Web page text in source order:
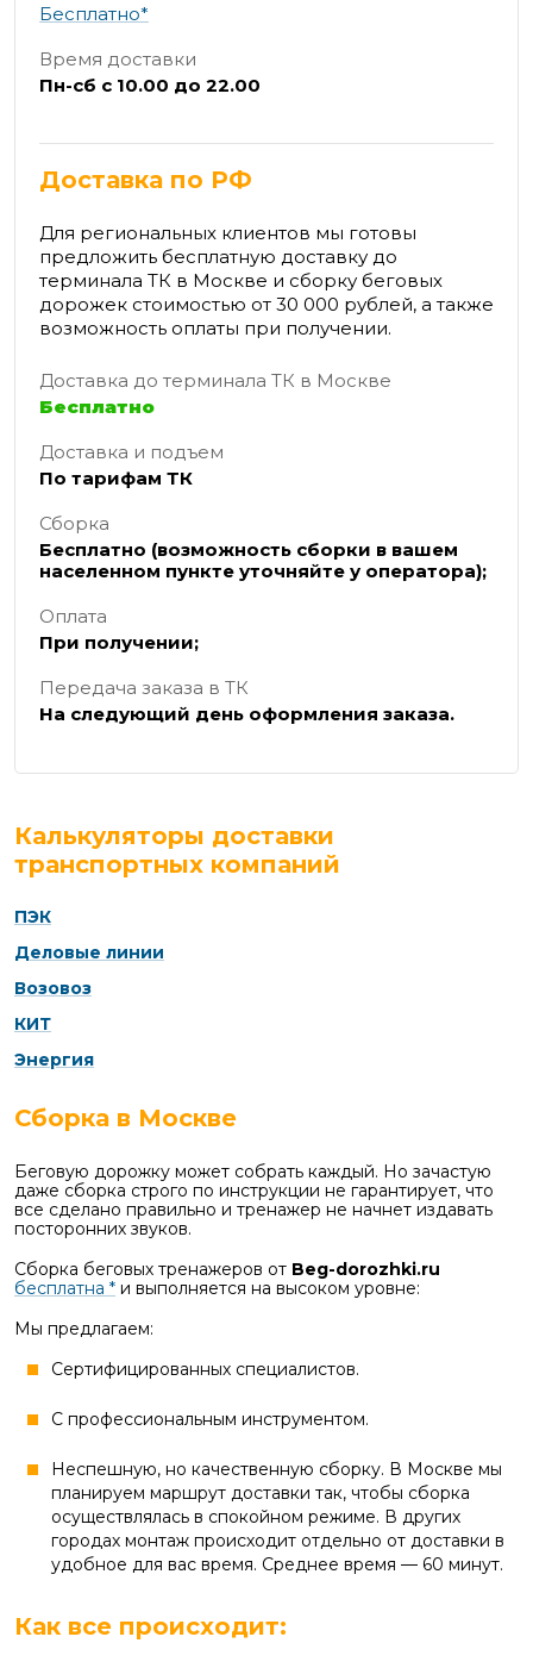
Бесплатно*
Время доставки
Пн-сб с 10.00 до 22.00
Доставка по РФ
Для региональных клиентов мы готовы
предложить бесплатную доставку до
терминала ТК в Москве и сборку беговых
дорожек стоимостью от 30 000 рублей, а также
возможность оплаты при получении.
Доставка до терминала ТК в Москве
Бесплатно
Доставка и подъем
По тарифам ТК
Сборка
Бесплатно (возможность сборки в вашем
населенном пункте уточняйте у оператора);
Оплата
При получении;
Передача заказа в ТК
На следующий день оформления заказа.
Калькуляторы доставки
транспортных компаний
ПЭК
Деловые линии
Возовоз
КИТ
Энергия
Сборка в Москве
Беговую дорожку может собрать каждый. Но зачастую
даже сборка строго по инструкции не гарантирует, что
все сделано правильно и тренажер не начнет издавать
посторонних звуков.
Сборка беговых тренажеров от Beg-dorozhki.ru
бесплатна * и выполняется на высоком уровне:
Мы предлагаем:
Сертифицированных специалистов.
С профессиональным инструментом.
Неспешную, но качественную сборку. В Москве мы
планируем маршрут доставки так, чтобы сборка
осуществлялась в спокойном режиме. В других
городах монтаж происходит отдельно от доставки в
удобное для вас время. Среднее время — 60 минут.
Как все происходит: